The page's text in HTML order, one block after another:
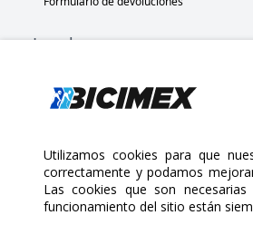
Legal
Políticas de privacidad
Políticas de devolución
Copyright 2025 Bicimex®. All rights
Agosto 7, 2026
Utilizamos cookies para que
correctamente y podamos
Las cookies que son
funcionamiento del sitio están